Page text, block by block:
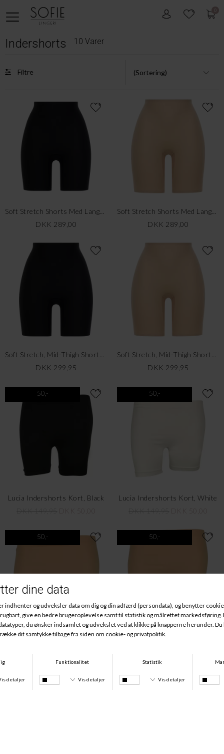
Indershorts 10 Varer
Filtre
DKK 289,00
DKK 289,00
DKK 299,95
DKK 299,95
50,-
Lucia Indershorts Kort, Black
50,-
Lucia Indershorts Kort, White
50,-
DKK 149,95
50,-
DKK 50,00
50,- 50,-